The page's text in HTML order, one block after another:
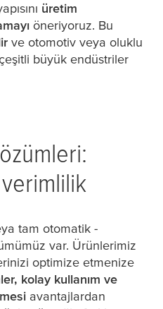
üretim
öneriyoruz. Bu
ve otomotiv veya oluklu
büyük endüstriler
tam otomatik -
var. Ürünlerimiz
optimize etmenize
kolay kullanım ve
avantajlardan